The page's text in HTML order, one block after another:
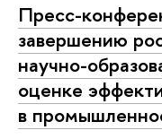
Пресс-
завершению
научно-
оценке
в